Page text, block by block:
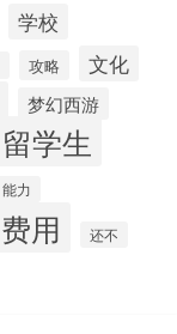
学校
攻略 文化
梦幻西游
留学生
能力
费用 还不